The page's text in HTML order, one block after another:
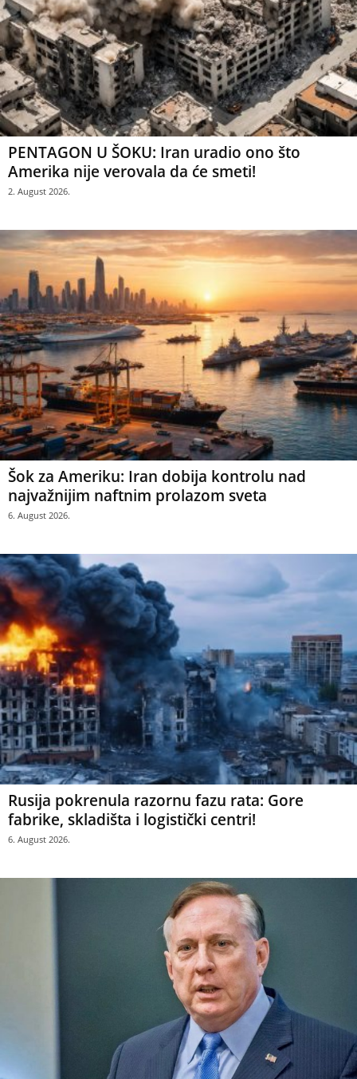
PENTAGON U ŠOKU: Iran uradio ono što
Amerika nije verovala da će smeti!
2. August 2026.
Šok za Ameriku: Iran dobija kontrolu nad
najvažnijim naftnim prolazom sveta
6. August 2026.
Rusija pokrenula razornu fazu rata: Gore
fabrike, skladišta i logistički centri!
6. August 2026.